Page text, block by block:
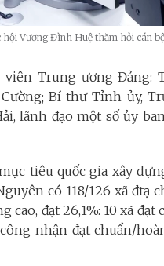
Vương Đình Huệ thăm hỏi cán
viên Trung ương Đảng:
Bí thư Tỉnh ủy,
lãnh đạo một số ủy
tiêu quốc gia xây
có 118/126 xã đtạ
đạt 26,1%: 10 xã
nhận đạt chuẩn/